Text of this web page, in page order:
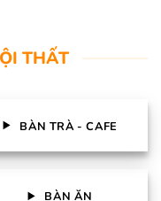
THẤT
BÀN TRÀ - CAFE
BÀN ĂN